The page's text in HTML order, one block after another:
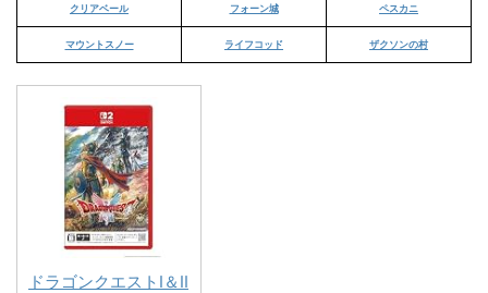
クリアベール フォーン城 ペスカニ
マウントスノー ライフコッド ザクソンの村
ドラゴンクエストI＆II